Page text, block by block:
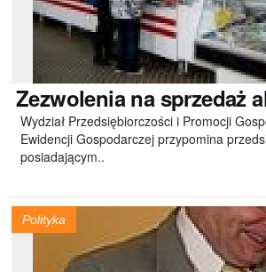
Zezwoleniana sprzedaż
Wydział Przedsiębiorczości i Promocji
Ewidencji Gospodarczej przypomina
posiadającym..
Polityka